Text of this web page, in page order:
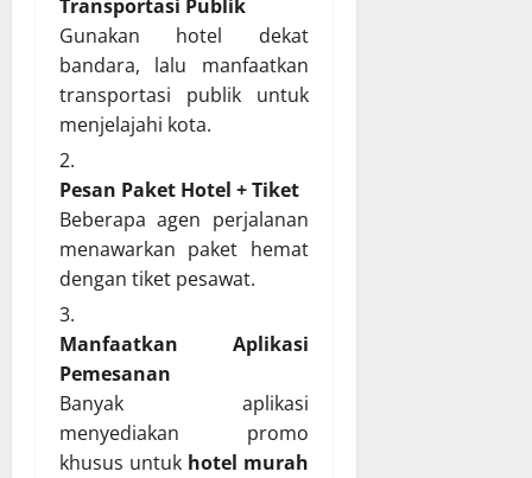
Transportasi Publik
Gunakan hotel dekat
bandara, lalu manfaatkan
transportasi publik untuk
menjelajahi kota.
Pesan Paket Hotel + Tiket
Beberapa agen perjalanan
menawarkan paket hemat
dengan tiket pesawat.
Manfaatkan Aplikasi
Pemesanan
Banyak aplikasi
menyediakan promo
khusus untuk hotel murah